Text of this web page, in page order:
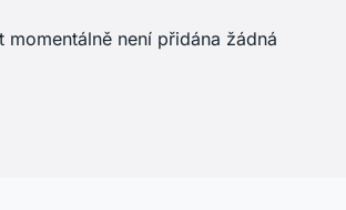
momentálně není přidána žádná